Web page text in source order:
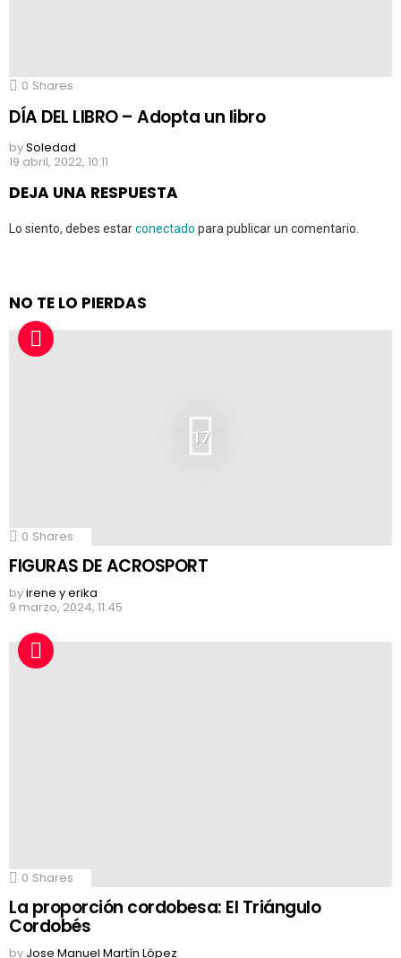
0 Shares
DÍA DEL LIBRO – Adopta un libro
bySoledad
19 abril, 2022, 10:11
DEJA UNA RESPUESTA
Lo siento, debes estarconectado para publicar un comentario.
NO TE LO PIERDAS
17
0 Shares
FIGURAS DE ACROSPORT
byirene y erika
9 marzo, 2024, 11:45
0 Shares
La proporción cordobesa: El Triángulo
Cordobés
by Jose Manuel Martín López